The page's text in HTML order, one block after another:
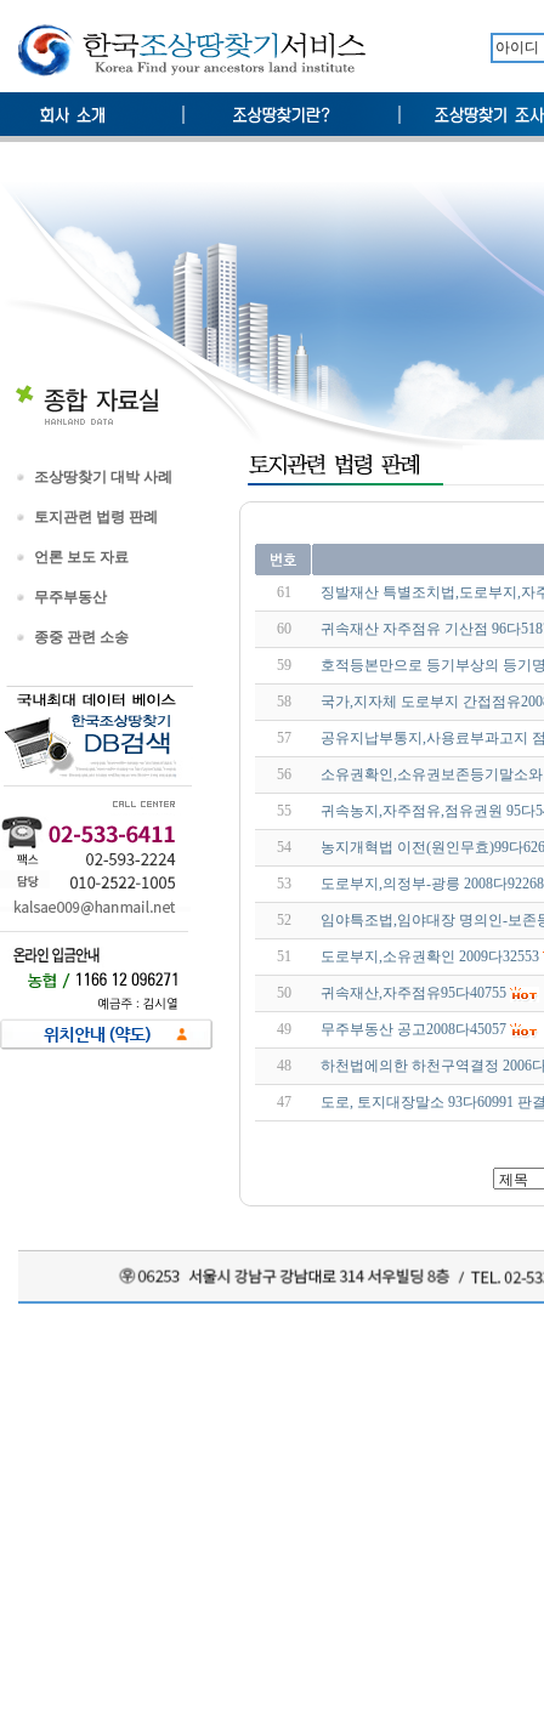
조상땅찾기 대박 사례
토지관련 법령 판례
언론 보도 자료
무주부동산
종중 관련 소송
61 징발재산 특별조치법,도로부지,자
60 귀속재산 자주점유 기산점 96다
59 호적등본만으로 등기부상의 등기
58 국가,지자체 도로부지 간접점유
57 공유지납부통지,사용료부과고지
56 소유권확인,소유권보존등기말소
55 귀속농지,자주점유,점유권원 95다
54 농지개혁법 이전(원인무효)99다
53 도로부지,의정부-광릉 2008다92268
52 임야특조법,임야대장 명의인-보존
51 도로부지,소유권확인 2009다32553
50 귀속재산,자주점유95다40755
49 무주부동산 공고2008다45057
48 하천법에의한 하천구역결정 2006
47 도로, 토지대장말소 93다60991 판